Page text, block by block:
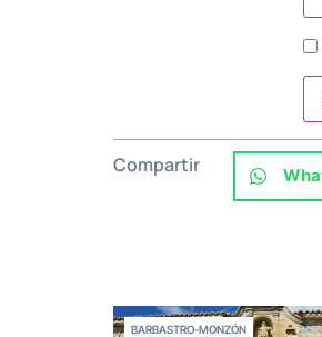
Compartir
BARBASTRO-MONZÓN